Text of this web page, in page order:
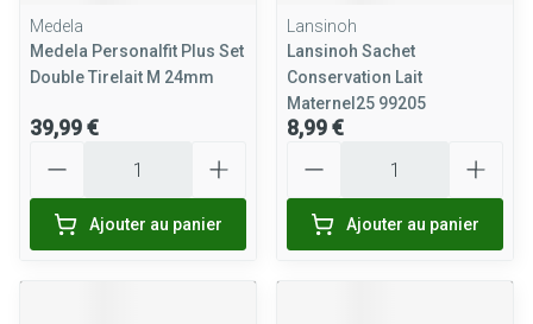
Medela
Medela Personalfit Plus Set
Double Tirelait M 24mm
39,99 €
Ajouter au panier
Lansinoh
Lansinoh Sachet
Conservation Lait
Maternel25 99205
8,99 €
Ajouter au panier